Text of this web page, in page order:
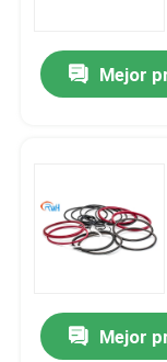
Hogar
Mejor
Mejor